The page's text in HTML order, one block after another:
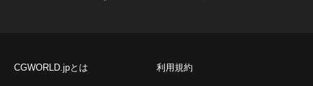
CGWORLD.jpとは 利用規約